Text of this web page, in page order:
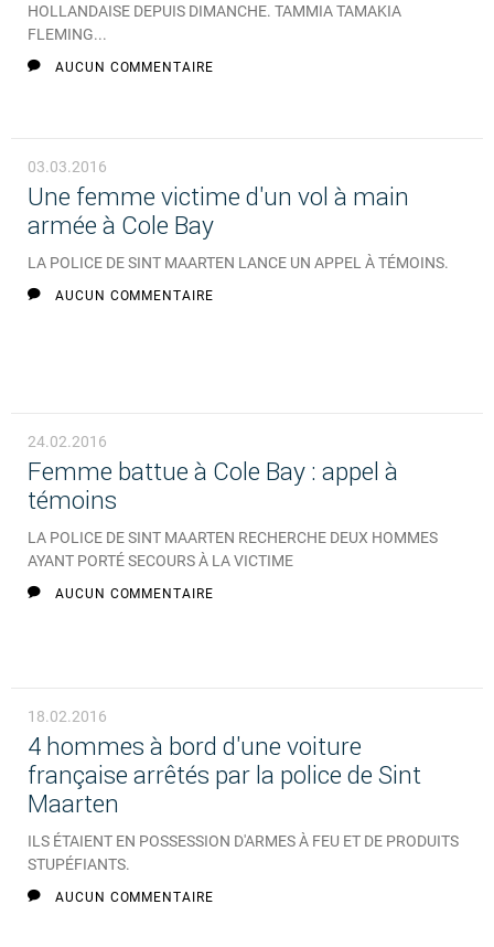
HOLLANDAISE DEPUIS DIMANCHE. TAMMIA TAMAKIA
FLEMING...
AUCUN COMMENTAIRE
03.03.2016
Une femme victime d'un vol à main
armée à Cole Bay
LA POLICE DE SINT MAARTEN LANCE UN APPEL À TÉMOINS.
AUCUN COMMENTAIRE
24.02.2016
Femme battue à Cole Bay : appel à
témoins
LA POLICE DE SINT MAARTEN RECHERCHE DEUX HOMMES
AYANT PORTÉ SECOURS À LA VICTIME
AUCUN COMMENTAIRE
18.02.2016
4 hommes à bord d'une voiture
française arrêtés par la police de Sint
Maarten
ILS ÉTAIENT EN POSSESSION D'ARMES À FEU ET DE PRODUITS
STUPÉFIANTS.
AUCUN COMMENTAIRE